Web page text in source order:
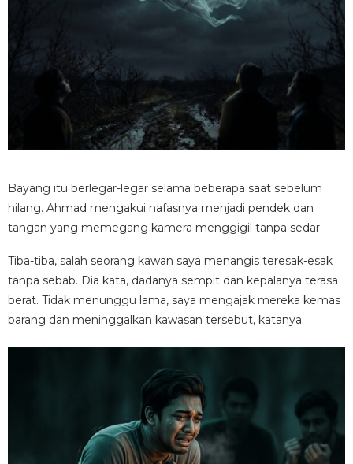
Bayang itu berlegar-legar selama beberapa saat sebelum
hilang. Ahmad mengakui nafasnya menjadi pendek dan
tangan yang memegang kamera menggigil tanpa sedar.
Tiba-tiba, salah seorang kawan saya menangis teresak-esak
tanpa sebab. Dia kata, dadanya sempit dan kepalanya terasa
berat. Tidak menunggu lama, saya mengajak mereka kemas
barang dan meninggalkan kawasan tersebut, katanya.